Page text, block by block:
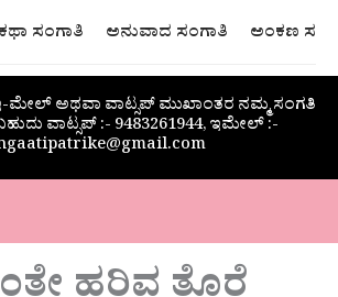
ಕಥಾ ಸಂಗಾತಿ ಅನುವಾದ ಸಂಗಾತಿ ಅಂಕಣ
ಮೇಲ್ ಅಥವಾ ವಾಟ್ಸಪ್ ಮುಖಾಂತರ ನಮ್ಮ ಸಂಗತಿ
ವಾಟ್ಸಪ್‌ :- 9483261944, ಇಮೇಲ್ :-